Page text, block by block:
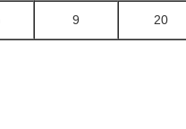
9 20